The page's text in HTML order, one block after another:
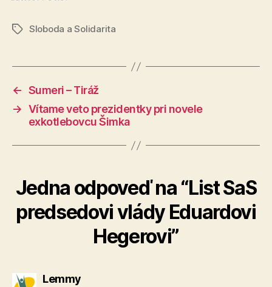
ZnačkySloboda a Solidarita
← Sumeri – Tiráž
→ Vítame veto prezidentky pri novele
exkotlebovcu Šimka
Jedna odpoveď na “List SaS
predsedovi vlády Eduardovi
Hegerovi”
Lemmyhovorí: